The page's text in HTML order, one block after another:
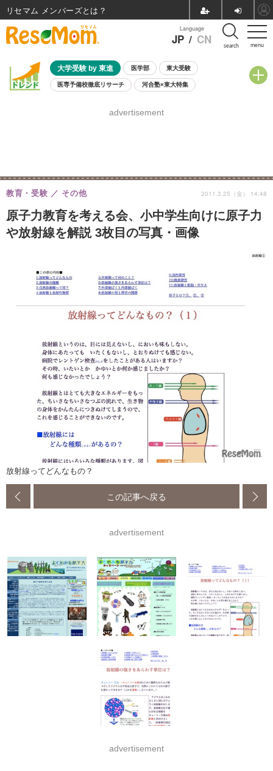
menu
Language
JP / CN search
大学受験 by 東進 医学部 東大受験
医専予備校徹底リサーチ 河合塾×東大特集
8月開催学校説明会・相談会
advertisement
原子力教育を考える会、小中学生向けに原子力
や放射線を解説 3枚目の写真・画像
教育・受験 その他 2011.3.25（金） 14:48
放射線ってどんなもの？
この記事へ戻る
advertisement
advertisement
リセマム メンバーズ